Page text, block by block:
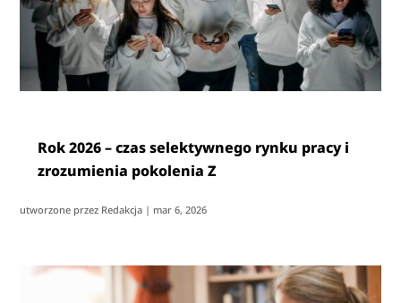
Rok 2026 – czas selektywnego rynku pracy i
zrozumienia pokolenia Z
utworzone przez Redakcja | mar 6, 2026